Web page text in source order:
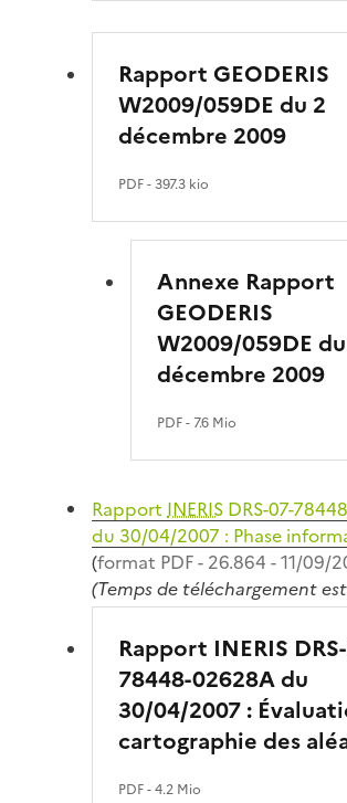
Rapport GEODERIS
W2009/059DE du 2
décembre 2009
PDF- 397.3 kio
Annexe Rapport
GEODERIS
W2009/059DE
décembre 2009
PDF- 7.6 Mio
Rapport INERIS DRS-07-
du 30/04/2007 : Phase
(format PDF - 26.864 - 11/09/
(Temps de téléchargement
Rapport INERIS
78448-02628A du
30/04/2007 :
cartographie des
PDF- 4.2 Mio